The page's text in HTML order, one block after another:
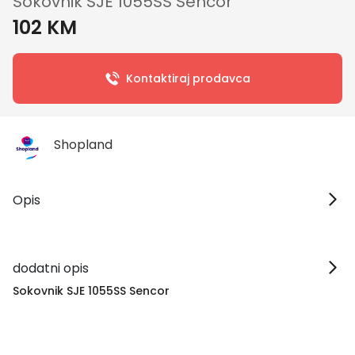
102 KM
Kontaktiraj prodavca
Shopland
Opis
dodatni opis
Sokovnik SJE 1055SS Sencor